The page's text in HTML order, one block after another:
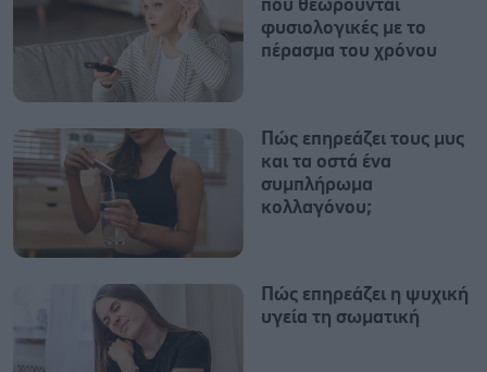
που θεωρούνται
φυσιολογικές με το
πέρασμα του χρόνου
Πώς επηρεάζει τους μυς
και τα οστά ένα
συμπλήρωμα
κολλαγόνου;
Πώς επηρεάζει η ψυχική
υγεία τη σωματική